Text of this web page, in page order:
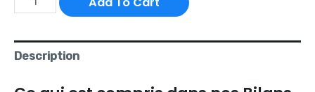
Description